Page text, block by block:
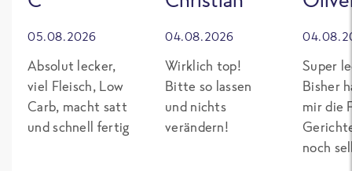
05.08.2026
Absolut lecker,
viel Fleisch, Low
Carb, macht satt
und schnell fertig
04.08.2026
Wirklich top!
Bitte so lassen
und nichts
verändern!
Super
Bisher
mir die
noch